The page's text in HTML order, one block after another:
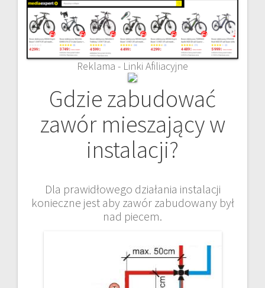
Reklama - Linki Afiliacyjne
Gdzie zabudować
zawór mieszający w
instalacji?
Dla prawidłowego działania instalacji
konieczne jest aby zawór zabudowany był
nad piecem.